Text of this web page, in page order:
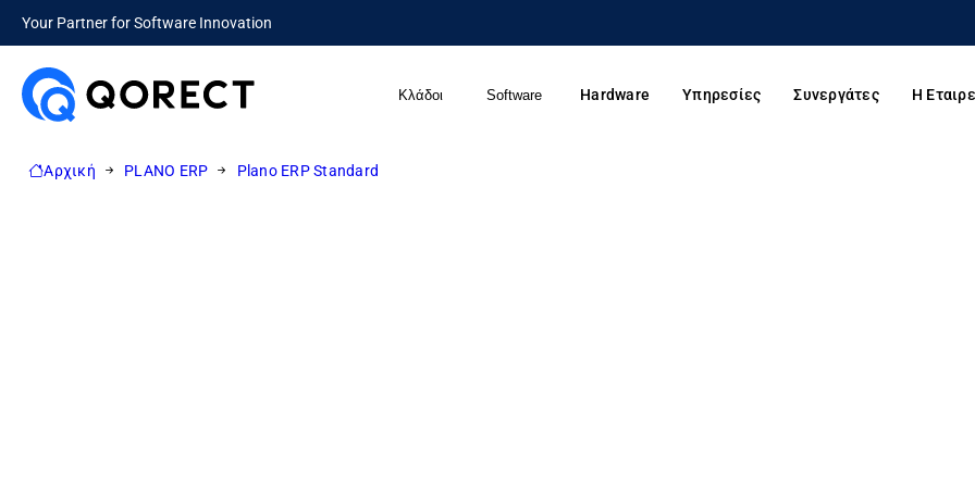
Your Partner for Software Innovation
Κλάδοι Software Hardware Υπηρεσίες Συνεργάτες Η
Αρχική PLANO ERP Plano ERP Standard